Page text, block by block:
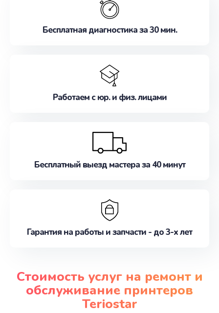
Бесплатная диагностика за 30 мин.
Работаем с юр. и физ. лицами
Бесплатный выезд мастера за 40 минут
Гарантия на работы и запчасти - до 3-х лет
Стоимость услуг на ремонт и
обслуживание принтеров
Teriostar